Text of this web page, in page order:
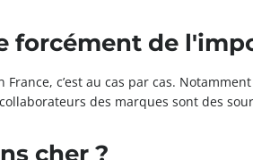
forcément de
c’est au cas par cas.
des marques sont des
cher ?